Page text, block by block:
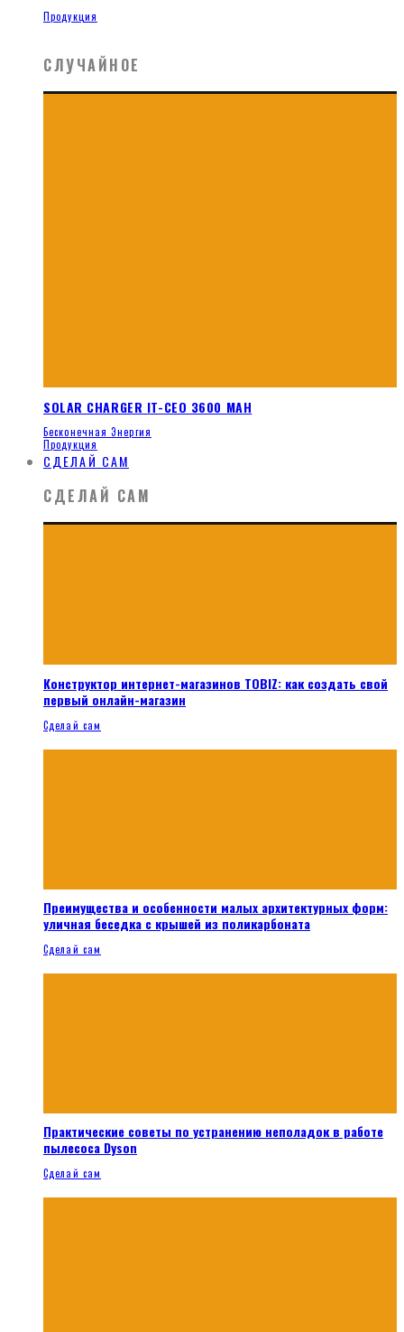
Продукция
СЛУЧАЙНОЕ
SOLAR CHARGER IT-CEO 3600 MAH
Бесконечная Энергия
Продукция
СДЕЛАЙ САМ
СДЕЛАЙ САМ
Конструктор интернет-магазинов TOBIZ: как создать свой
первый онлайн-магазин
Сделай сам
Преимущества и особенности малых архитектурных форм:
уличная беседка с крышей из поликарбоната
Сделай сам
Практические советы по устранению неполадок в работе
пылесоса Dyson
Сделай сам